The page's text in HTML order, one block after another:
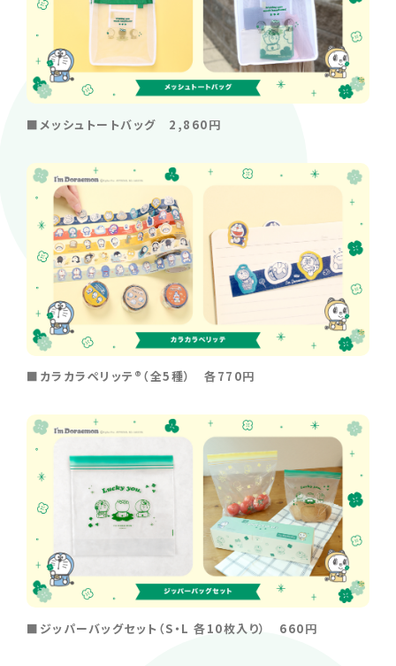
■メッシュトートバッグ 2,860円
■カラカラペリッテ®（全5種） 各770円
■ジッパーバッグセット（S・L 各10枚入り） 660円